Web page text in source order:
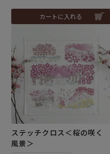
カートに入れる
ステッチクロス＜桜の咲く
風景＞